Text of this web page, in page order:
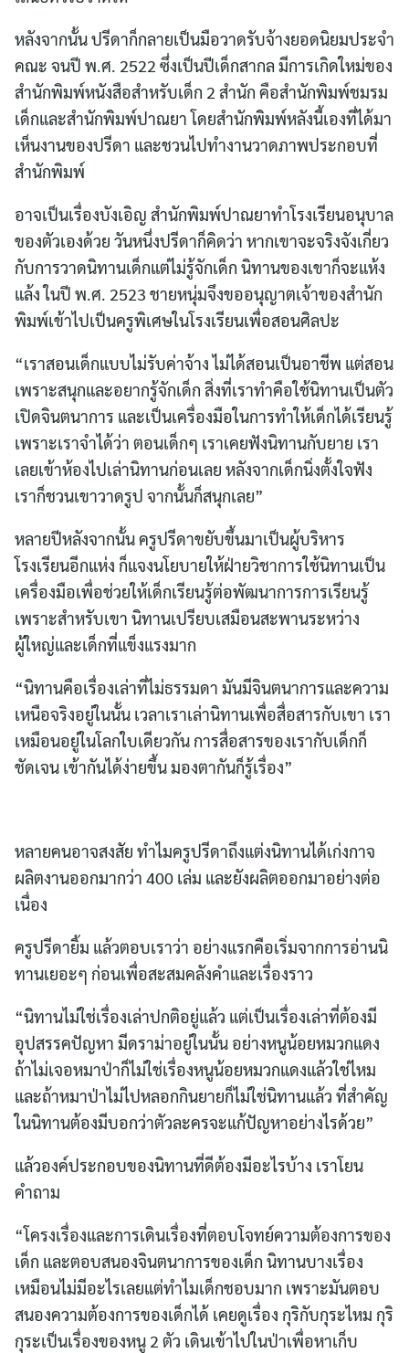
หลังจากนั้น ปรีดาก็กลายเป็นมือวาดรับจ้างยอดนิยมประจำ
คณะ จนปี พ.ศ. 2522 ซึ่งเป็นปีเด็กสากล มีการเกิดใหม่ของ
สำนักพิมพ์หนังสือสำหรับเด็ก 2 สำนัก คือสำนักพิมพ์ชมรม
เด็กและสำนักพิมพ์ปาณยา โดยสำนักพิมพ์หลังนี้เองที่ได้มา
เห็นงานของปรีดา และชวนไปทำงานวาดภาพประกอบที่
สำนักพิมพ์
อาจเป็นเรื่องบังเอิญ สำนักพิมพ์ปาณยาทำโรงเรียนอนุบาล
ของตัวเองด้วย วันหนึ่งปรีดาก็คิดว่า หากเขาจะจริงจังเกี่ยว
กับการวาดนิทานเด็กแต่ไม่รู้จักเด็ก นิทานของเขาก็จะแห้ง
แล้ง ในปี พ.ศ. 2523 ชายหนุ่มจึงขออนุญาตเจ้าของสำนัก
พิมพ์เข้าไปเป็นครูพิเศษในโรงเรียนเพื่อสอนศิลปะ
“เราสอนเด็กแบบไม่รับค่าจ้าง ไม่ได้สอนเป็นอาชีพ แต่สอน
เพราะสนุกและอยากรู้จักเด็ก สิ่งที่เราทำคือใช้นิทานเป็นตัว
เปิดจินตนาการ และเป็นเครื่องมือในการทำให้เด็กได้เรียนรู้
เพราะเราจำได้ว่า ตอนเด็กๆ เราเคยฟังนิทานกับยาย เรา
เลยเข้าห้องไปเล่านิทานก่อนเลย หลังจากเด็กนิ่งตั้งใจฟัง
เราก็ชวนเขาวาดรูป จากนั้นก็สนุกเลย”
หลายปีหลังจากนั้น ครูปรีดาขยับขึ้นมาเป็นผู้บริหาร
โรงเรียนอีกแห่ง ก็แจงนโยบายให้ฝ่ายวิชาการใช้นิทานเป็น
เครื่องมือเพื่อช่วยให้เด็กเรียนรู้ต่อพัฒนาการการเรียนรู้
เพราะสำหรับเขา นิทานเปรียบเสมือนสะพานระหว่าง
ผู้ใหญ่และเด็กที่แข็งแรงมาก
“นิทานคือเรื่องเล่าที่ไม่ธรรมดา มันมีจินตนาการและความ
เหนือจริงอยู่ในนั้น เวลาเราเล่านิทานเพื่อสื่อสารกับเขา เรา
เหมือนอยู่ในโลกใบเดียวกัน การสื่อสารของเรากับเด็กก็
ชัดเจน เข้ากันได้ง่ายขึ้น มองตากันก็รู้เรื่อง”
หลายคนอาจสงสัย ทำไมครูปรีดาถึงแต่งนิทานได้เก่งกาจ
ผลิตงานออกมากว่า 400 เล่ม และยังผลิตออกมาอย่างต่อ
เนื่อง
ครูปรีดายิ้ม แล้วตอบเราว่า อย่างแรกคือเริ่มจากการอ่านนิ
ทานเยอะๆ ก่อนเพื่อสะสมคลังคำและเรื่องราว
“นิทานไม่ใช่เรื่องเล่าปกติอยู่แล้ว แต่เป็นเรื่องเล่าที่ต้องมี
อุปสรรคปัญหา มีดราม่าอยู่ในนั้น อย่างหนูน้อยหมวกแดง
ถ้าไม่เจอหมาป่าก็ไม่ใช่เรื่องหนูน้อยหมวกแดงแล้วใช่ไหม
และถ้าหมาป่าไม่ไปหลอกกินยายก็ไม่ใช่นิทานแล้ว ที่สำคัญ
ในนิทานต้องมีบอกว่าตัวละครจะแก้ปัญหาอย่างไรด้วย”
แล้วองค์ประกอบของนิทานที่ดีต้องมีอะไรบ้าง เราโยน
คำถาม
“โครงเรื่องและการเดินเรื่องที่ตอบโจทย์ความต้องการของ
เด็ก และตอบสนองจินตนาการของเด็ก นิทานบางเรื่อง
เหมือนไม่มีอะไรเลยแต่ทำไมเด็กชอบมาก เพราะมันตอบ
สนองความต้องการของเด็กได้ เคยดูเรื่อง กุริกับกุระไหม กุริ
กุระเป็นเรื่องของหนู 2 ตัว เดินเข้าไปในป่าเพื่อหาเก็บ